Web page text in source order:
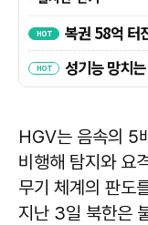
HGV는 음속의 5
비행해 탐지와 요
무기 체계의 판도
지난 3일 북한은